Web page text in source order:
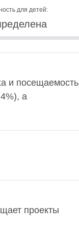
для детей:
и посещаемость
а
проекты